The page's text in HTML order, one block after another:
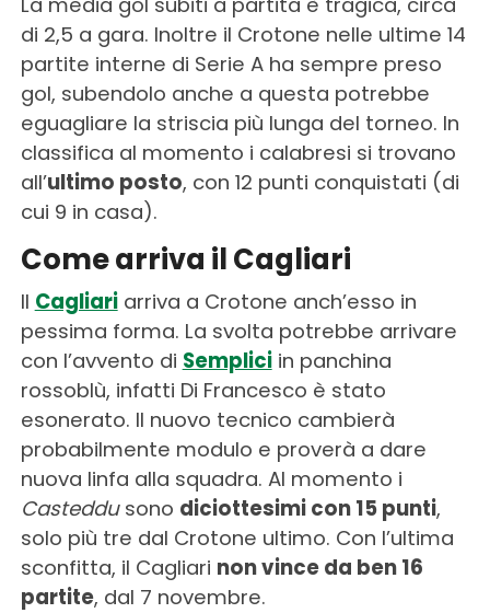
di 2,5 a gara. Inoltre il Crotone nelle ultime 14
partite interne di Serie A ha sempre preso
gol, subendolo anche a questa potrebbe
eguagliare la striscia più lunga del torneo. In
classifica al momento i calabresi si trovano
all’ultimo posto, con 12 punti conquistati (di
cui 9 in casa).
Come arriva il Cagliari
Il Cagliari arriva a Crotone anch’esso in
pessima forma. La svolta potrebbe arrivare
con l’avvento di Sempliciin panchina
rossoblù, infatti Di Francesco è stato
esonerato. Il nuovo tecnico cambierà
probabilmente modulo e proverà a dare
nuova linfa alla squadra. Al momento i
Casteddusono diciottesimi con 15 punti,
solo più tre dal Crotone ultimo. Con l’ultima
sconfitta, il Cagliari non vince da ben 16
partite, dal 7 novembre.